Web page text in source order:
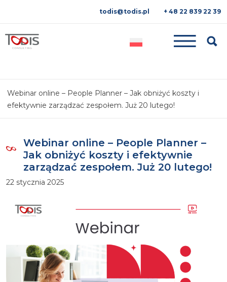
todis@todis.pl + 48 22 839 22 39
Webinar online – People Planner – Jak obniżyć koszty i
efektywnie zarządzać zespołem. Już 20 lutego!
Webinar online – People Planner –
Jak obniżyć koszty i efektywnie
zarządzać zespołem. Już 20 lutego!
22 stycznia 2025